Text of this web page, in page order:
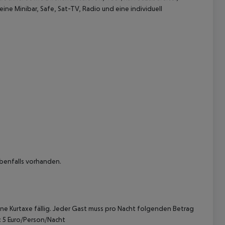
Minibar, Safe, Sat-TV, Radio und eine individuell
vorhanden.
Kurtaxe fällig. Jeder Gast muss pro Nacht folgenden Betrag
Euro/Person/Nacht